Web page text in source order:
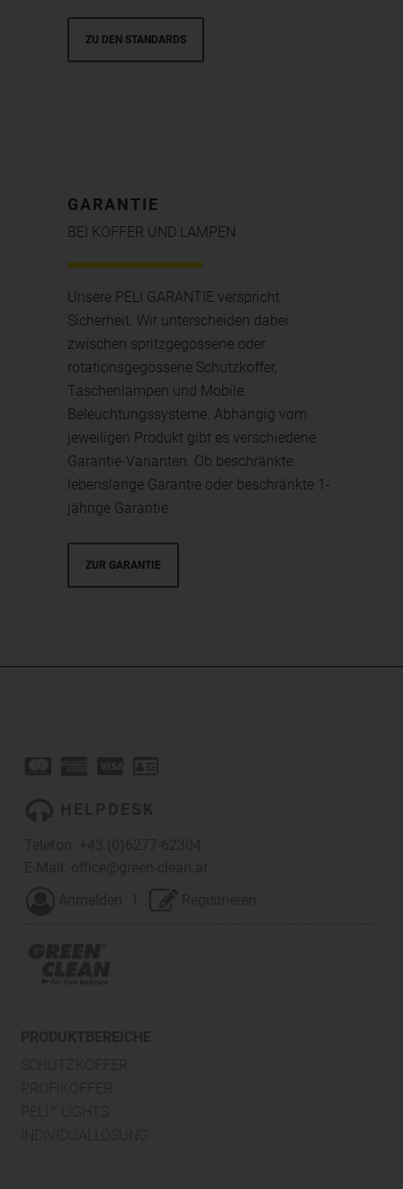
ZU DEN STANDARDS
GARANTIE
BEI KOFFER UND LAMPEN
Unsere PELI GARANTIE verspricht
Sicherheit. Wir unterscheiden dabei
zwischen spritzgegossene oder
rotationsgegossene Schutzkoffer,
Taschenlampen und Mobile
Beleuchtungssysteme. Abhängig vom
jeweiligen Produkt gibt es verschiedene
Garantie-Varianten. Ob beschränkte
lebenslange Garantie oder beschränkte 1-
jährige Garantie.
ZUR GARANTIE